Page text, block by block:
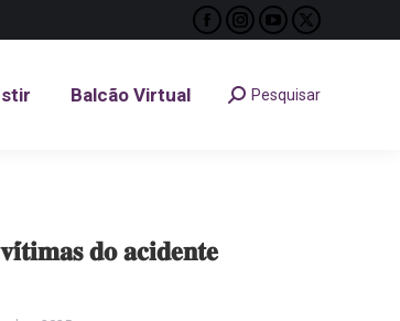
Facebook
opens
Instagram
opens
YouTube
opens
X
opens
Balcão Virtual Search:Pesquisar
𝐝𝐨 𝐚𝐜𝐢𝐝𝐞𝐧𝐭𝐞
Balcão Virtual Search:
Pesquisar